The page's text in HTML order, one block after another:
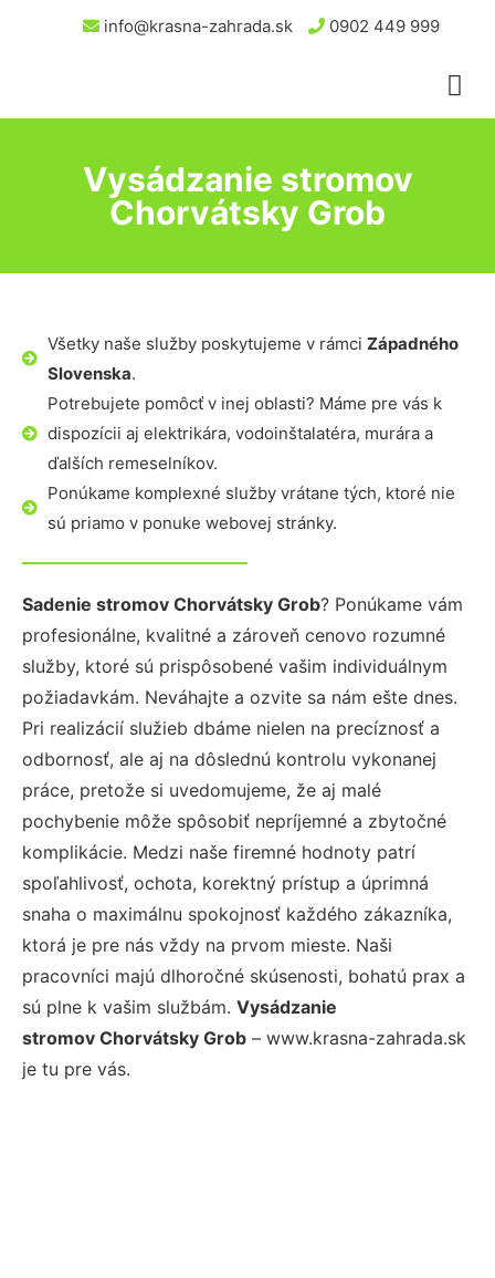
info@krasna-zahrada.sk 0902 449 999
Vysádzanie stromov
Chorvátsky Grob
Všetky naše služby poskytujeme v rámci Západného
Slovenska.
Potrebujete pomôcť v inej oblasti? Máme pre vás k
dispozícii aj elektrikára, vodoinštalatéra, murára a
ďalších remeselníkov.
Ponúkame komplexné služby vrátane tých, ktoré nie
sú priamo v ponuke webovej stránky.
Sadenie stromov Chorvátsky Grob? Ponúkame vám
profesionálne, kvalitné a zároveň cenovo rozumné
služby, ktoré sú prispôsobené vašim individuálnym
požiadavkám. Neváhajte a ozvite sa nám ešte dnes.
Pri realizácií služieb dbáme nielen na precíznosť a
odbornosť, ale aj na dôslednú kontrolu vykonanej
práce, pretože si uvedomujeme, že aj malé
pochybenie môže spôsobiť nepríjemné a zbytočné
komplikácie. Medzi naše firemné hodnoty patrí
spoľahlivosť, ochota, korektný prístup a úprimná
snaha o maximálnu spokojnosť každého zákazníka,
ktorá je pre nás vždy na prvom mieste. Naši
pracovníci majú dlhoročné skúsenosti, bohatú prax a
sú plne k vašim službám. Vysádzanie
stromov Chorvátsky Grob – www.krasna-zahrada.sk
je tu pre vás.